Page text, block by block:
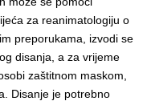
za reanimatologiju o
preporukama, izvodi se
disanja, a za vrijeme
zaštitnom maskom,
Disanje je potrebno